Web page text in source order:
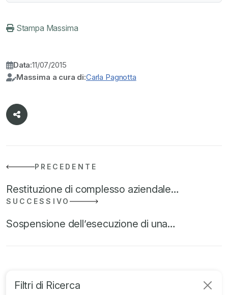
Stampa Massima
Data:11/07/2015
Massima a cura di:Carla Pagnotta
PRECEDENTE
Restituzione di complesso aziendale…
SUCCESSIVO
Sospensione dell’esecuzione di una…
Filtri di Ricerca